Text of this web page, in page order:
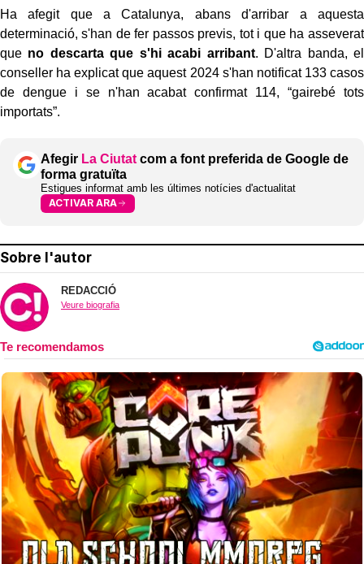
Ha afegit que a Catalunya, abans d'arribar a aquesta
determinació, s'han de fer passos previs, tot i que ha asseverat
que no descarta que s'hi acabi arribant. D'altra banda, el
conseller ha explicat que aquest 2024 s'han notificat 133 casos
de dengue i se n'han acabat confirmat 114, “gairebé tots
importats”.
Afegir La Ciutat com a font preferida de Google de
forma gratuïta
Estigues informat amb les últimes notícies d'actualitat
ACTIVAR ARA
Sobre l'autor
REDACCIÓ
Veure biografia